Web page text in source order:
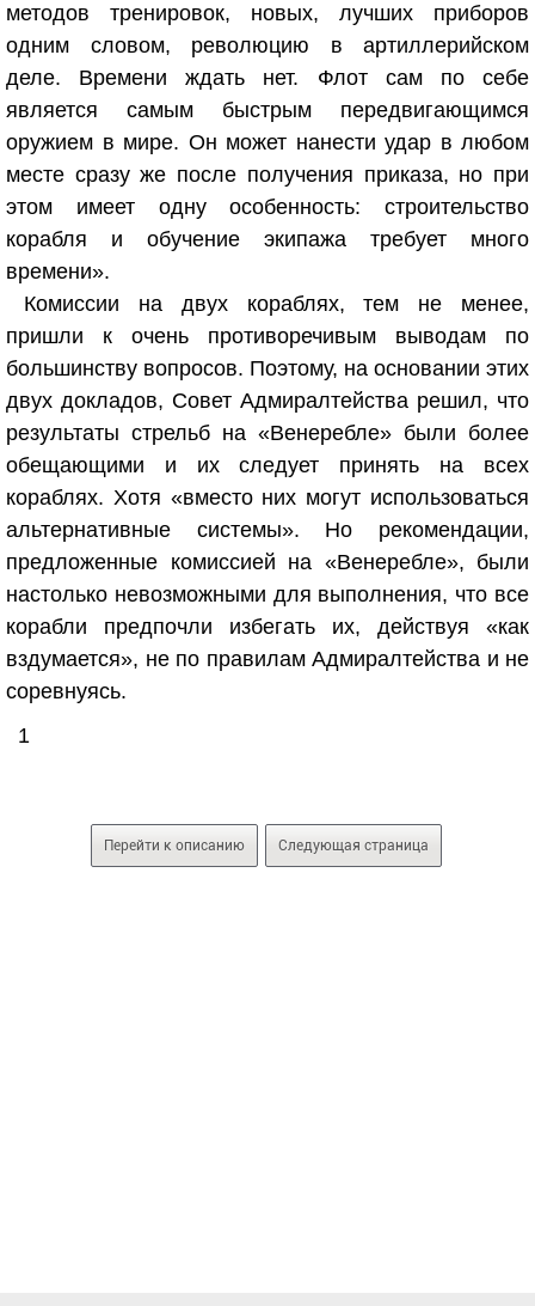
методов тренировок, новых, лучших приборов
одним словом, революцию в артиллерийском
деле. Времени ждать нет. Флот сам по себе
является самым быстрым передвигающимся
оружием в мире. Он может нанести удар в любом
месте сразу же после получения приказа, но при
этом имеет одну особенность: строительство
корабля и обучение экипажа требует много
времени».
Комиссии на двух кораблях, тем не менее,
пришли к очень противоречивым выводам по
большинству вопросов. Поэтому, на основании этих
двух докладов, Совет Адмиралтейства решил, что
результаты стрельб на «Венеребле» были более
обещающими и их следует принять на всех
кораблях. Хотя «вместо них могут использоваться
альтернативные системы». Но рекомендации,
предложенные комиссией на «Венеребле», были
настолько невозможными для выполнения, что все
корабли предпочли избегать их, действуя «как
вздумается», не по правилам Адмиралтейства и не
соревнуясь.
1
Перейти к описанию Следующая страница